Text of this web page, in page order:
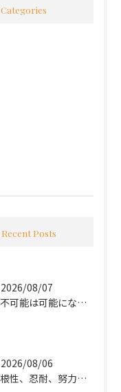
Categories
Recent Posts
2026/08/07
『不可能は可能になる』
2026/08/06
『根性、忍耐、努力という言葉は死語なのか』